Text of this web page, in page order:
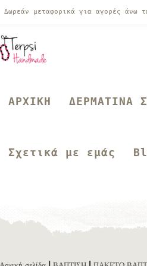
Δωρεάν μεταφορικά για αγορές άνω
ΑΡΧΙΚΗ ΔΕΡΜΑΤΙΝΑ
Σχετικά με εμάς